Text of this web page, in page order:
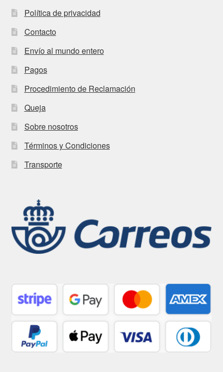
Política de privacidad
Contacto
Envío al mundo entero
Pagos
Procedimiento de Reclamación
Queja
Sobre nosotros
Términos y Condiciones
Transporte